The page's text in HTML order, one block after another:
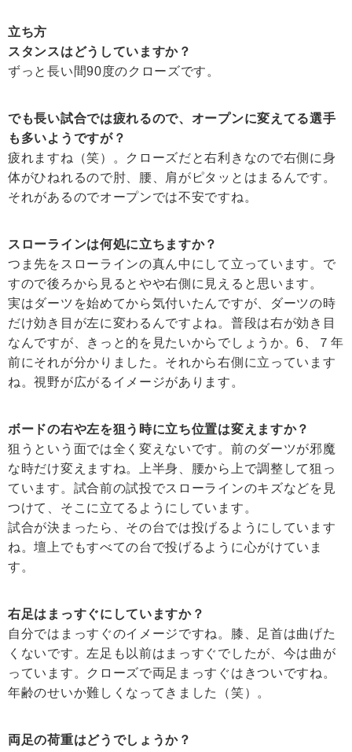
立ち方
スタンスはどうしていますか？
ずっと長い間90度のクローズです。
でも長い試合では疲れるので、オープンに変えてる選手
も多いようですが？
疲れますね（笑）。クローズだと右利きなので右側に身
体がひねれるので肘、腰、肩がピタッとはまるんです。
それがあるのでオープンでは不安ですね。
スローラインは何処に立ちますか？
つま先をスローラインの真ん中にして立っています。で
すので後ろから見るとやや右側に見えると思います。
実はダーツを始めてから気付いたんですが、ダーツの時
だけ効き目が左に変わるんですよね。普段は右が効き目
なんですが、きっと的を見たいからでしょうか。6、７年
前にそれが分かりました。それから右側に立っています
ね。視野が広がるイメージがあります。
ボードの右や左を狙う時に立ち位置は変えますか？
狙うという面では全く変えないです。前のダーツが邪魔
な時だけ変えますね。上半身、腰から上で調整して狙っ
ています。試合前の試投でスローラインのキズなどを見
つけて、そこに立てるようにしています。
試合が決まったら、その台では投げるようにしています
ね。壇上でもすべての台で投げるように心がけていま
す。
右足はまっすぐにしていますか？
自分ではまっすぐのイメージですね。膝、足首は曲げた
くないです。左足も以前はまっすぐでしたが、今は曲が
っています。クローズで両足まっすぐはきついですね。
年齢のせいか難しくなってきました（笑）。
両足の荷重はどうでしょうか？